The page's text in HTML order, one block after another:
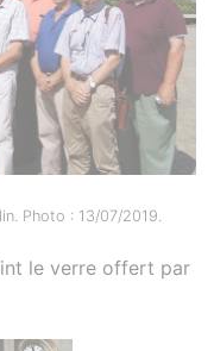
Photo : 13/07/2019.
le verre offert par